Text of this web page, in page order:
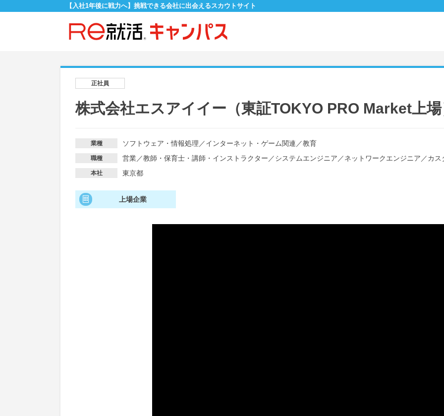
【入社1年後に戦力へ】挑戦できる会社に出会えるスカウトサイト
正社員
株式会社エスアイイー（東証TOKYO PRO Market上
業種 ソフトウェア・情報処理 ／インターネット・ゲーム関連 ／教育
職種 営業／教師・保育士・講師・インストラクター ／システムエンジニア ／ネットワークエンジニア ／カス
本社 東京都
上場企業